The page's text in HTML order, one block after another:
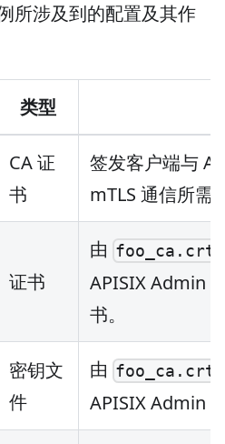
所涉及到的配置及其作
类型
CA 证
书
签发客户端与
mTLS 通信所需
证书
由 foo_ca.crt
APISIX Admin
书。
密钥文
件
由 foo_ca.crt
APISIX Admin